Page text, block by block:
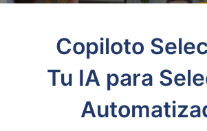
Copiloto
Tu IA para